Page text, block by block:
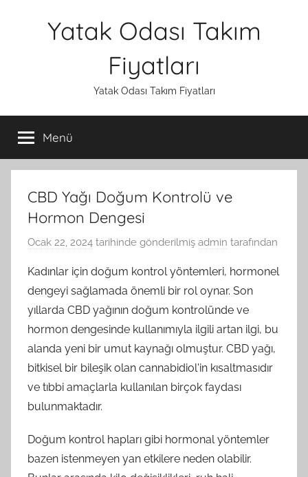
Yatak Odası Takım
Fiyatları
Yatak Odası Takım Fiyatları
Menü
CBD Yağı Doğum Kontrolü ve
Hormon Dengesi
Ocak 22, 2024 tarihinde gönderilmiş admin tarafından
Kadınlar için doğum kontrol yöntemleri, hormonel
dengeyi sağlamada önemli bir rol oynar. Son
yıllarda CBD yağının doğum kontrolünde ve
hormon dengesinde kullanımıyla ilgili artan ilgi, bu
alanda yeni bir umut kaynağı olmuştur. CBD yağı,
bitkisel bir bileşik olan cannabidiol'in kısaltmasıdır
ve tıbbi amaçlarla kullanılan birçok faydası
bulunmaktadır.
Doğum kontrol hapları gibi hormonal yöntemler
bazen istenmeyen yan etkilere neden olabilir.